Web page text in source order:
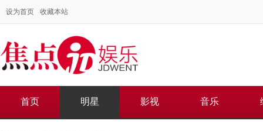
设为首页 收藏本站
首页 明星 影视 音乐